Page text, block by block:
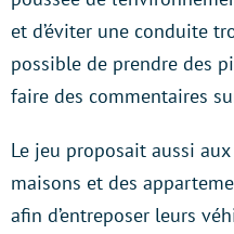
et d’éviter une conduite
possible de prendre des
faire des commentaires
Le jeu proposait aussi aux
maisons et des
afin d’entreposer leurs